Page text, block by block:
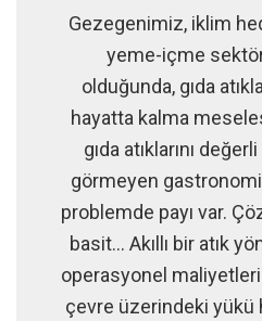
Gezegenimiz, iklim
yeme-içme
olduğunda, gıda
hayatta kalma
gıda atıklarını
görmeyen
problemde payı var.
basit... Akıllı bir atık
operasyonel
çevre üzerindeki